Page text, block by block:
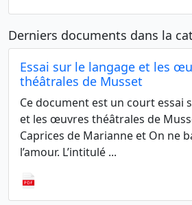
Derniers documents dans la
Essai sur le langage et les
théâtrales de Musset
Ce document est un court essai
et les œuvres théâtrales de
Caprices de Marianne et On ne
l’amour. L’intitulé ...